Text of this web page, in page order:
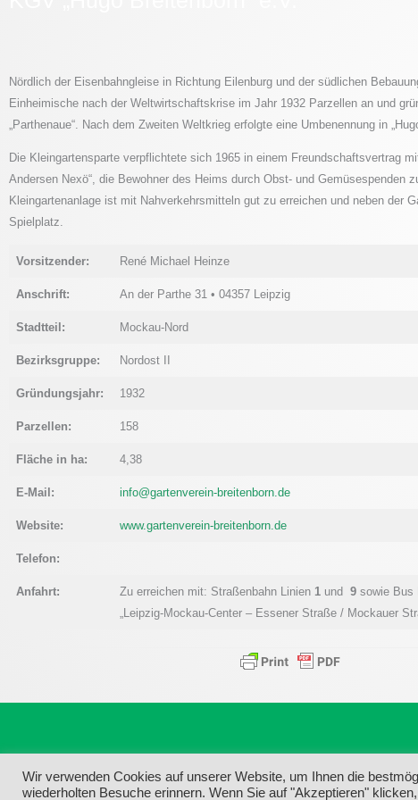
Nördlich der Eisenbahngleise in Richtung Eilenburg und der südlichen
Einheimische nach der Weltwirtschaftskrise im Jahr 1932 Parzellen an und
„Parthenaue“. Nach dem Zweiten Weltkrieg erfolgte eine Umbenennung in
Die Kleingartensparte verpflichtete sich 1965 in einem Freundschaftsvertrag
Andersen Nexö“, die Bewohner des Heims durch Obst- und Gemüsespenden
Kleingartenanlage ist mit Nahverkehrsmitteln gut zu erreichen und neben der
Spielplatz.
Vorsitzender: René Michael Heinze
Anschrift: An der Parthe 31 • 04357 Leipzig
Stadtteil: Mockau-Nord
Bezirksgruppe: Nordost II
Gründungsjahr: 1932
Parzellen: 158
Fläche in ha: 4,38
E-Mail: info@gartenverein-breitenborn.de
Website: www.gartenverein-breitenborn.de
Telefon:
Anfahrt: Zu erreichen mit: Straßenbahn Linien 1und 9sowie Bus
„Leipzig-Mockau-Center – Essener Straße / Mockauer
Wir verwenden Cookies auf unserer Website, um Ihnen die
wiederholten Besuche erinnern. Wenn Sie auf "Akzeptieren"